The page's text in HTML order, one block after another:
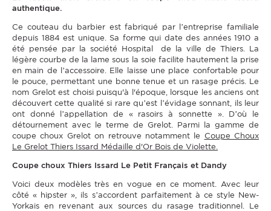
authentique.
Ce couteau du barbier est fabriqué par l’entreprise familiale
depuis 1884 est unique. Sa forme qui date des années 1910 a
été pensée par la société Hospital de la ville de Thiers. La
légère courbe de la lame sous la soie facilite hautement la prise
en main de l’accessoire. Elle laisse une place confortable pour
le pouce, permettant une bonne tenue et un rasage précis. Le
nom Grelot est choisi puisqu'à l'époque, lorsque les anciens ont
découvert cette qualité si rare qu’est l’évidage sonnant, ils leur
ont donné l’appellation de « rasoirs à sonnette ». D’où le
détournement avec le terme de Grelot. Parmi la gamme de
coupe choux Grelot on retrouve notamment le Coupe Choux
Le Grelot Thiers Issard Médaille d'Or Bois de Violette
Coupe choux Thiers Issard Le Petit Français et Dandy
Voici deux modèles très en vogue en ce moment. Avec leur
côté « hipster », ils s’accordent parfaitement à ce style New-
Yorkais en revenant aux sources du rasage traditionnel. Le